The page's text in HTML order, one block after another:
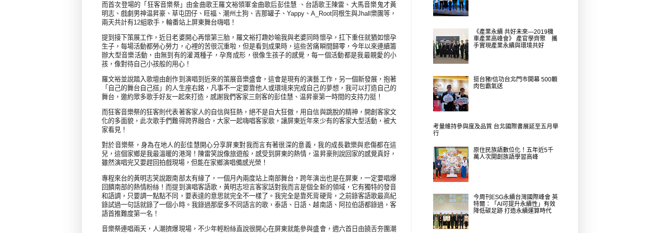
而首次登場的「狂客音樂祭」由金曲歌王羅文裕領軍金曲歌后彭佳慧
、台語歌王陳雷、大馬音樂鬼才黃
明志、戲劇男神温昇豪、草屯囝仔、旺福、潮州土狗、吉那罐子、 Yappy 、 A_Root同根生與Jhall樂團等，
兩天共計有12組歌手，輪番站上屏東舞台嗨唱！
提到接下策展工作，近日老婆開心再懷第三胎，羅文裕打趣妙喻我與老婆同時懷孕，扛下重任就猶如懷孕
生子，每場活動都勞心勞力，心裡的苦很沉重啦，但是看到成果時，這些苦痛瞬間歸零，今年以來連續籌
辦大型音樂活動，由無到有的灌溉種子，孕育成形，很像生孩子的感覺，每一個活動都是我最親愛的小
孩，像對待自己小孩般的用心！
羅文裕並說踏入歌壇由創作到演唱到近來的策展音樂盛會，這會是現有的演藝工作，另一個新發展，抱著
「自己的舞台自己搭」的人生座右銘，凡事不一定要靠他人或環境來完成自己的夢想，我可以打造自己的
舞台，邀約眾多歌手好友一起來打造，感謝我們客家三劍客的彭佳慧、温昇豪第一時間的支持力挺！
而狂客音樂祭的狂客則代表著客家人的自信與狂熱，絕不是自大狂傲，用自信與跳脫的精神，開創客家文
化的多面貌，此次歌手們難得跨界融合，大家一起嗨唱客家歌，讓屏東近年來少有的客家大型活動，被大
家看見！
對於音樂祭，身為在地人的彭佳慧開心分享屏東對我而言有著很深的意義，我的成長歡樂與悲傷都在這
兒，這個家鄉是我最溫暖的港灣！陳雷笑說像旅遊般，感受到屏東的熱情，温昇豪則說回家的感覺真好，
雖然演唱完又要趕回拍戲現場，但能在家鄉演唱備感光榮！
專程來台的黃明志笑說跟南部太有緣了，一個月內兩度站上南部舞台，跨年演出也是在屏東，一定要唱爆
回饋南部的熱情粉絲！而提到演唱客語歌，黃明志坦言客家話對我而言是個全新的領域，它有獨特的發音
和語調，只要調一點點不同，要表達的意思就完全不一樣了。我完全是靠死背硬背，之前錄客語歌最高紀
錄試過一句話就錄了一個小時。我錄過那麼多不同語言的歌，泰語、日語、越南語、阿拉伯語都錄過，客
語首推難度第一名！
音樂祭連唱兩天，人潮擠爆現場，不少年輕粉絲直說很開心在屏東就能參與盛會，週六首日由饒舌夯團潮
《產業永續 共好未來—2019機
車產業高峰會》 產官學齊聚 攜
手實現產業永續與環境共好
挺台豬!信功台北門市開幕 500顆
肉包霸氣送
考量維持參與度及品質 台北國際書展延至五月舉
行
原住民族語數位化！五年近5千
萬人次開創族語學習高峰
今周刊ESG永續台灣國際峰會 英
特爾：「AI可提升永續性」有效
降低碳足跡 打造永續運算時代